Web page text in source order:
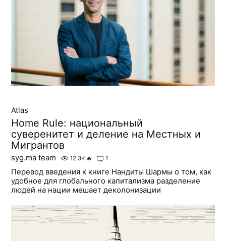
Atlas
Home Rule: национальный
суверенитет и деление на Местных и
Мигрантов
syg.ma team 12.3K 🔥 1
Перевод введения к книге Нандиты Шармы о том, как
удобное для глобального капитализма разделение
людей на нации мешает деколонизации